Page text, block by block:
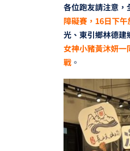
各位跑友請注意
障礙賽，16日下
光、東引鄉林德建
女神小豬黃沐妍一
戰。